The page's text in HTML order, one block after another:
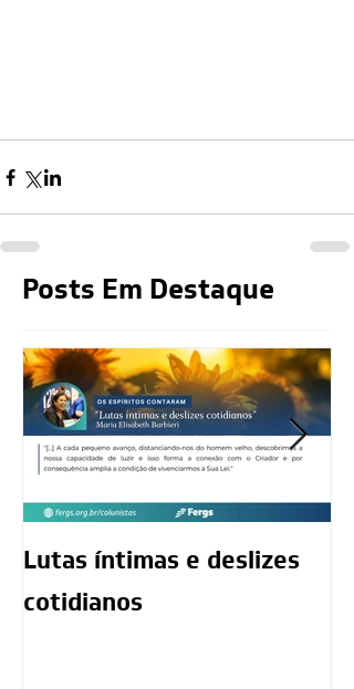
Posts Em Destaque
Lutas íntimas e deslizes
cotidianos